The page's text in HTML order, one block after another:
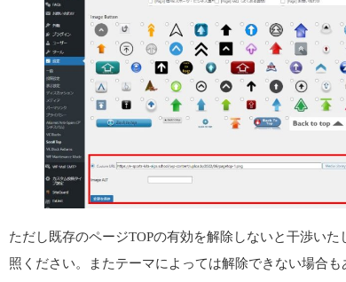
ただし既存のページTOPの有効を解除しないと干渉いた
照ください。またテーマによっては解除できない場合も